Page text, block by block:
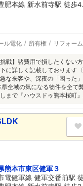
肥本線 新水前寺駅 徒歩
ル電化 所有権 リフォー
挑戦】諸費用で損したくない
に詳しく記載しております
な来客や、深夜の「困った
県全域の気になる物件を全
まで『ハウスドゥ熊本桜町
熊本市東区健軍３
電健軍線 健軍交番前駅